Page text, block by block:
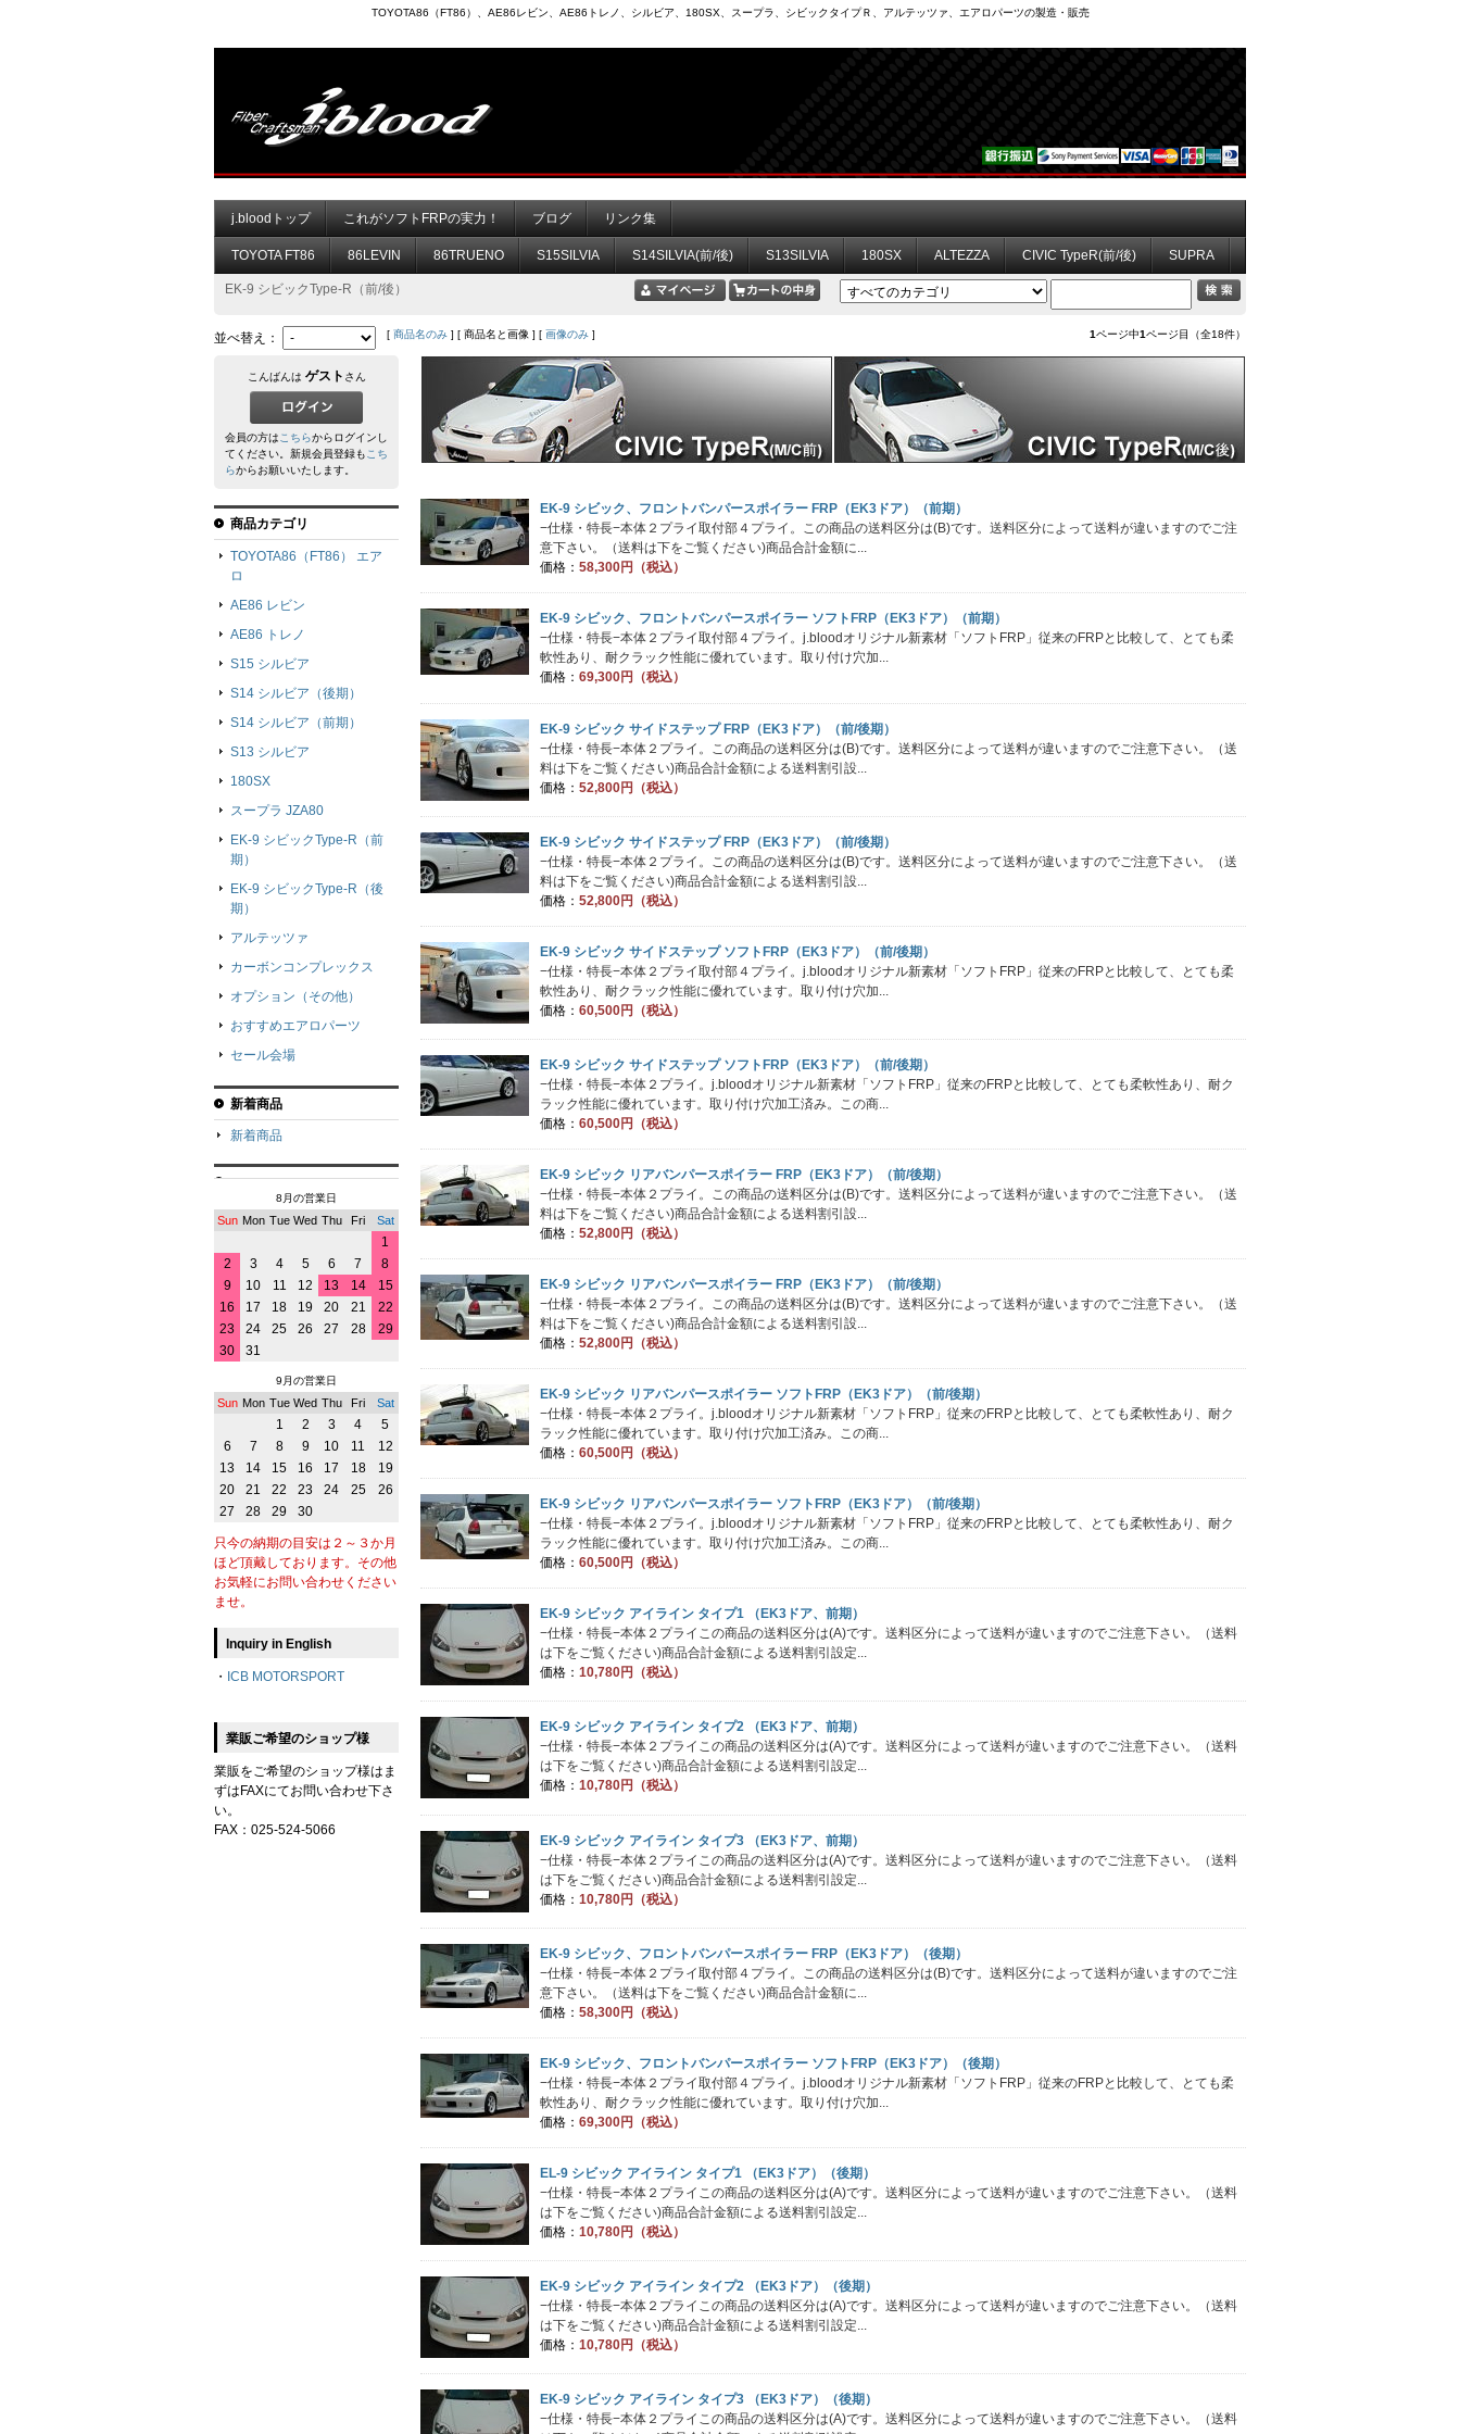
TOYOTA86（FT86）、AE86レビン、AE86トレノ、シルビア、180SX、スープラ、シビックタイプＲ、アルテッツァ、エアロパーツの製造・販売
j.bloodトップ これがソフトFRPの実力！ ブログ リンク集
TOYOTA FT86 86LEVIN 86TRUENO S15SILVIA S14SILVIA(前/後) S13SILVIA 180SX ALTEZZA CIVIC TypeR(前/後) SUPRA
EK-9 シビックType-R（前/後）
並べ替え： [ 商品名のみ ] [ 商品名と画像 ] [ 画像のみ ] 1ページ中1ページ目（全18件）
EK-9 シビック、フロントバンパースポイラー FRP（EK3ドア）（前期）
−仕様・特長−本体２プライ取付部４プライ。この商品の送料区分は(B)です。送料区分によって送料が違いますのでご注
意下さい。（送料は下をご覧ください)商品合計金額に...
価格： 58,300円（税込）
EK-9 シビック、フロントバンパースポイラー ソフトFRP（EK3ドア）（前期）
−仕様・特長−本体２プライ取付部４プライ。j.bloodオリジナル新素材「ソフトFRP」従来のFRPと比較して、とても柔
軟性あり、耐クラック性能に優れています。取り付け穴加...
価格： 69,300円（税込）
EK-9 シビック サイドステップ FRP（EK3ドア）（前/後期）
−仕様・特長−本体２プライ。この商品の送料区分は(B)です。送料区分によって送料が違いますのでご注意下さい。（送
料は下をご覧ください)商品合計金額による送料割引設...
価格： 52,800円（税込）
EK-9 シビック サイドステップ FRP（EK3ドア）（前/後期）
−仕様・特長−本体２プライ。この商品の送料区分は(B)です。送料区分によって送料が違いますのでご注意下さい。（送
料は下をご覧ください)商品合計金額による送料割引設...
価格： 52,800円（税込）
EK-9 シビック サイドステップ ソフトFRP（EK3ドア）（前/後期）
−仕様・特長−本体２プライ取付部４プライ。j.bloodオリジナル新素材「ソフトFRP」従来のFRPと比較して、とても柔
軟性あり、耐クラック性能に優れています。取り付け穴加...
価格： 60,500円（税込）
EK-9 シビック サイドステップ ソフトFRP（EK3ドア）（前/後期）
−仕様・特長−本体２プライ。j.bloodオリジナル新素材「ソフトFRP」従来のFRPと比較して、とても柔軟性あり、耐ク
ラック性能に優れています。取り付け穴加工済み。この商...
価格： 60,500円（税込）
EK-9 シビック リアバンパースポイラー FRP（EK3ドア）（前/後期）
−仕様・特長−本体２プライ。この商品の送料区分は(B)です。送料区分によって送料が違いますのでご注意下さい。（送
料は下をご覧ください)商品合計金額による送料割引設...
価格： 52,800円（税込）
EK-9 シビック リアバンパースポイラー FRP（EK3ドア）（前/後期）
−仕様・特長−本体２プライ。この商品の送料区分は(B)です。送料区分によって送料が違いますのでご注意下さい。（送
料は下をご覧ください)商品合計金額による送料割引設...
価格： 52,800円（税込）
EK-9 シビック リアバンパースポイラー ソフトFRP（EK3ドア）（前/後期）
−仕様・特長−本体２プライ。j.bloodオリジナル新素材「ソフトFRP」従来のFRPと比較して、とても柔軟性あり、耐ク
ラック性能に優れています。取り付け穴加工済み。この商...
価格： 60,500円（税込）
EK-9 シビック リアバンパースポイラー ソフトFRP（EK3ドア）（前/後期）
−仕様・特長−本体２プライ。j.bloodオリジナル新素材「ソフトFRP」従来のFRPと比較して、とても柔軟性あり、耐ク
ラック性能に優れています。取り付け穴加工済み。この商...
価格： 60,500円（税込）
EK-9 シビック アイライン タイプ1 （EK3ドア、前期）
−仕様・特長−本体２プライこの商品の送料区分は(A)です。送料区分によって送料が違いますのでご注意下さい。（送料
は下をご覧ください)商品合計金額による送料割引設定...
価格： 10,780円（税込）
EK-9 シビック アイライン タイプ2 （EK3ドア、前期）
−仕様・特長−本体２プライこの商品の送料区分は(A)です。送料区分によって送料が違いますのでご注意下さい。（送料
は下をご覧ください)商品合計金額による送料割引設定...
価格： 10,780円（税込）
EK-9 シビック アイライン タイプ3 （EK3ドア、前期）
−仕様・特長−本体２プライこの商品の送料区分は(A)です。送料区分によって送料が違いますのでご注意下さい。（送料
は下をご覧ください)商品合計金額による送料割引設定...
価格： 10,780円（税込）
EK-9 シビック、フロントバンパースポイラー FRP（EK3ドア）（後期）
−仕様・特長−本体２プライ取付部４プライ。この商品の送料区分は(B)です。送料区分によって送料が違いますのでご注
意下さい。（送料は下をご覧ください)商品合計金額に...
価格： 58,300円（税込）
EK-9 シビック、フロントバンパースポイラー ソフトFRP（EK3ドア）（後期）
−仕様・特長−本体２プライ取付部４プライ。j.bloodオリジナル新素材「ソフトFRP」従来のFRPと比較して、とても柔
軟性あり、耐クラック性能に優れています。取り付け穴加...
価格： 69,300円（税込）
EL-9 シビック アイライン タイプ1 （EK3ドア）（後期）
−仕様・特長−本体２プライこの商品の送料区分は(A)です。送料区分によって送料が違いますのでご注意下さい。（送料
は下をご覧ください)商品合計金額による送料割引設定...
価格： 10,780円（税込）
EK-9 シビック アイライン タイプ2 （EK3ドア）（後期）
−仕様・特長−本体２プライこの商品の送料区分は(A)です。送料区分によって送料が違いますのでご注意下さい。（送料
は下をご覧ください)商品合計金額による送料割引設定...
価格： 10,780円（税込）
EK-9 シビック アイライン タイプ3 （EK3ドア）（後期）
−仕様・特長−本体２プライこの商品の送料区分は(A)です。送料区分によって送料が違いますのでご注意下さい。（送料
こんばんは ゲスト さん
会員の方はこちらからログインし
てください。新規会員登録もこち
らからお願いいたします。
商品カテゴリ
TOYOTA86（FT86） エア
ロ
AE86 レビン
AE86 トレノ
S15 シルビア
S14 シルビア（後期）
S14 シルビア（前期）
S13 シルビア
180SX
スープラ JZA80
EK-9 シビックType-R（前
期）
EK-9 シビックType-R（後
期）
アルテッツァ
カーボンコンプレックス
オプション（その他）
おすすめエアロパーツ
セール会場
新着商品
新着商品
8月の営業日
Sun Mon Tue Wed Thu Fri Sat
1
2
3 4 5 6 7
8
9
10 11 12 13 14
15
16
17 18 19 20 21
22
23
24 25 26 27 28
29
30
31
9月の営業日
Sun Mon Tue Wed Thu Fri Sat
1 2 3 4
5
6
7 8 9 10 11
12
13
14 15 16 17 18
19
20
21 22 23 24 25
26
27
28 29 30
只今の納期の目安は２～３か月
ほど頂戴しております。その他
お気軽にお問い合わせください
ませ。
Inquiry in English
・ ICB MOTORSPORT
業販ご希望のショップ様
業販をご希望のショップ様はま
ずはFAXにてお問い合わせ下さ
い。
FAX：025-524-5066